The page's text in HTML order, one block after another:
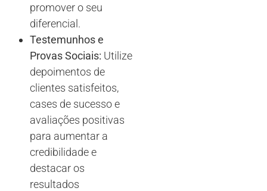
promover o seu
diferencial.
Testemunhos e
Provas Sociais: Utilize
depoimentos de
clientes satisfeitos,
cases de sucesso e
avaliações positivas
para aumentar a
credibilidade e
destacar os
resultados